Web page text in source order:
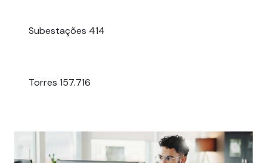
Subestações 414
Torres 157.716